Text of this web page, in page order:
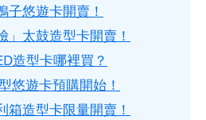
子悠遊卡開賣！
」太鼓造型卡開賣！
造型卡哪裡買？
悠遊卡預購開始！
箱造型卡限量開賣！